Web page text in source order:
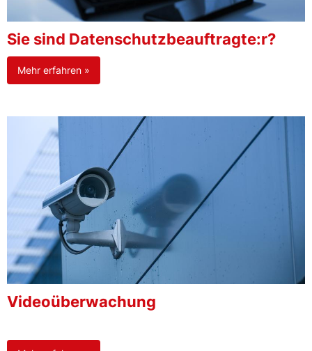
Sie sind Datenschutzbeauftragte:r?
Mehr erfahren »
Videoüberwachung